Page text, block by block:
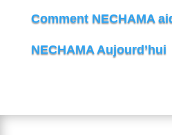
Comment NECHAMA
NECHAMA Aujourd’hui